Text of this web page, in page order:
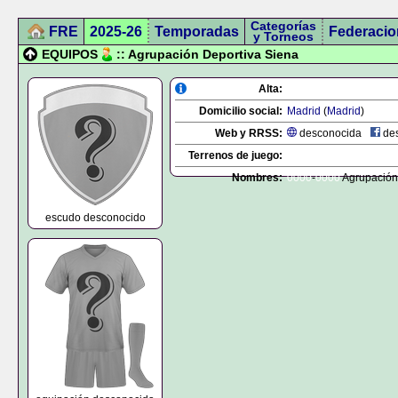
FRE 2025-26 Temporadas Categorías
y Torneos
EQUIPOS :: Agrupación Deportiva Siena
escudo desconocido
Alta:
Domicilio social: Madrid (Madrid)
Web y RRSS:
desconocida
Terrenos de juego:
Nombres: 0000-0000